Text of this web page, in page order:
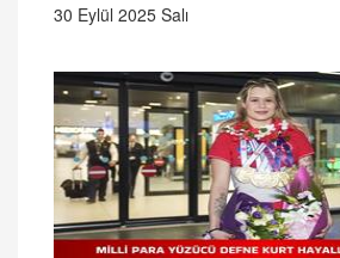
30 Eylül 2025 Salı